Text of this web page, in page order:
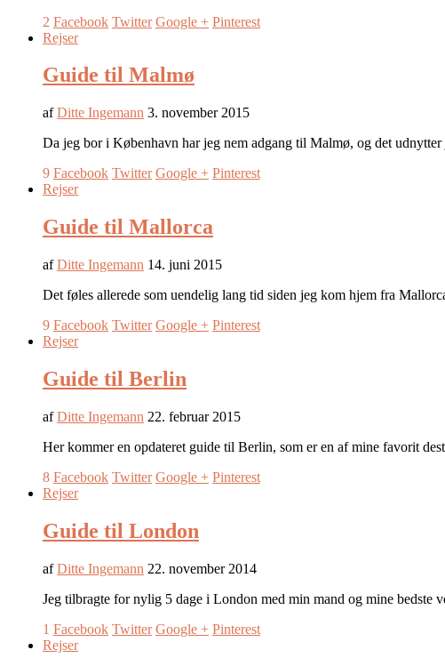
2 Facebook Twitter Google + Pinterest
Rejser
Guide til Malmø
afDitte Ingemann 3. november 2015
Da jeg bor i København har jeg nem adgang til Malmø, og det
9 Facebook Twitter Google + Pinterest
Rejser
Guide til Mallorca
afDitte Ingemann 14. juni 2015
Det føles allerede som uendelig lang tid siden jeg kom hjem fra
9 Facebook Twitter Google + Pinterest
Rejser
Guide til Berlin
afDitte Ingemann 22. februar 2015
Her kommer en opdateret guide til Berlin, som er en af mine favorit
8 Facebook Twitter Google + Pinterest
Rejser
Guide til London
afDitte Ingemann 22. november 2014
Jeg tilbragte for nylig 5 dage i London med min mand og mine bedste
1 Facebook Twitter Google + Pinterest
Rejser